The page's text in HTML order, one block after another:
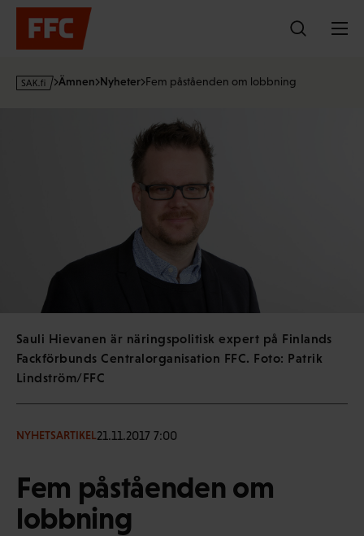
Hoppa
innehållet
s
Ämnen Nyheter Fem påståenden om lobbning
Sauli Hievanen är näringspolitisk expert på Finlands
Fackförbunds Centralorganisation FFC. Foto: Patrik
Lindström/FFC
NYHETSARTIKEL21.11.2017 7:00
Fem påståenden om
lobbning